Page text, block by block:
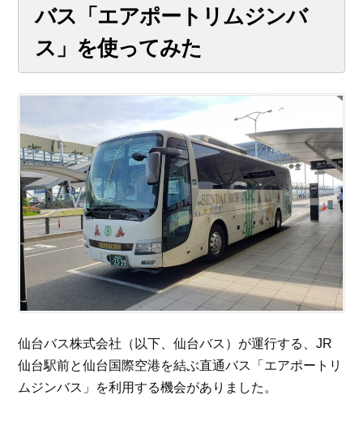
バス「エアポートリムジンバ
ス」を使ってみた
仙台バス株式会社（以下、仙台バス）が運行する、JR
仙台駅前と仙台国際空港を結ぶ直通バス「エアポートリ
ムジンバス」を利用する機会がありました。